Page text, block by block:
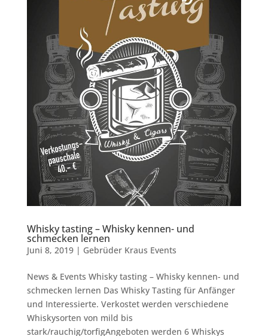
Whisky tasting – Whisky kennen- und
schmecken lernen
Juni 8, 2019| Gebrüder Kraus Events
News & Events Whisky tasting – Whisky kennen- und
schmecken lernen Das Whisky Tasting für Anfänger
und Interessierte. Verkostet werden verschiedene
Whiskysorten von mild bis
stark/rauchig/torfigAngeboten werden 6 Whiskys